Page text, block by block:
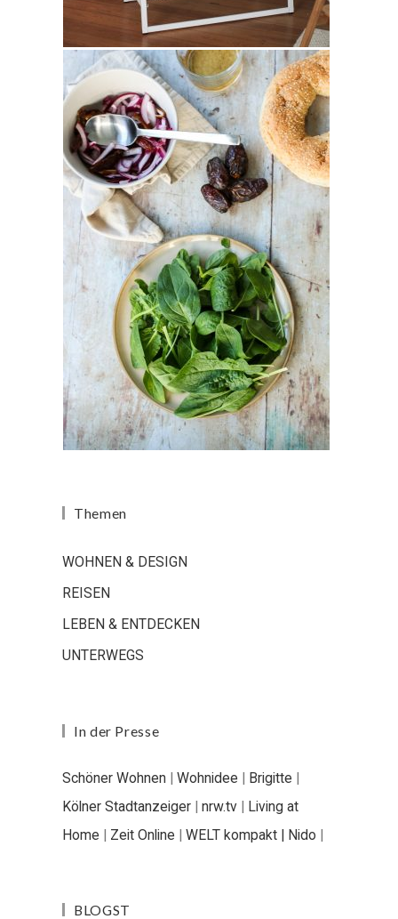
Themen
WOHNEN & DESIGN
REISEN
LEBEN & ENTDECKEN
UNTERWEGS
In der Presse
Schöner Wohnen | Wohnidee | Brigitte |
Kölner Stadtanzeiger | nrw.tv | Living at
Home | Zeit Online | WELT kompakt | Nido |
BLOGST